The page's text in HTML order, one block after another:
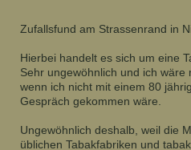
Zufallsfund am Strassenrand in
Hierbei handelt es sich um eine
Sehr ungewöhnlich und ich wäre
wenn ich nicht mit einem 80
Gespräch gekommen wäre.
Ungewöhnlich deshalb, weil die
üblichen Tabakfabriken und